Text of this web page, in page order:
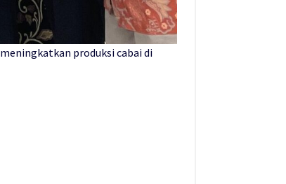
produksi cabai di